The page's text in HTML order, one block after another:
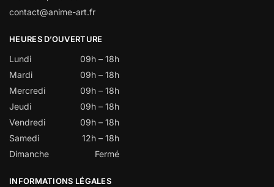
contact@anime-art.fr
HEURES D’OUVERTURE
Lundi
09h – 18h
Mardi
09h – 18h
Mercredi
09h – 18h
Jeudi
09h – 18h
Vendredi
09h – 18h
Samedi
12h – 18h
Dimanche
Fermé
INFORMATIONS LÉGALES